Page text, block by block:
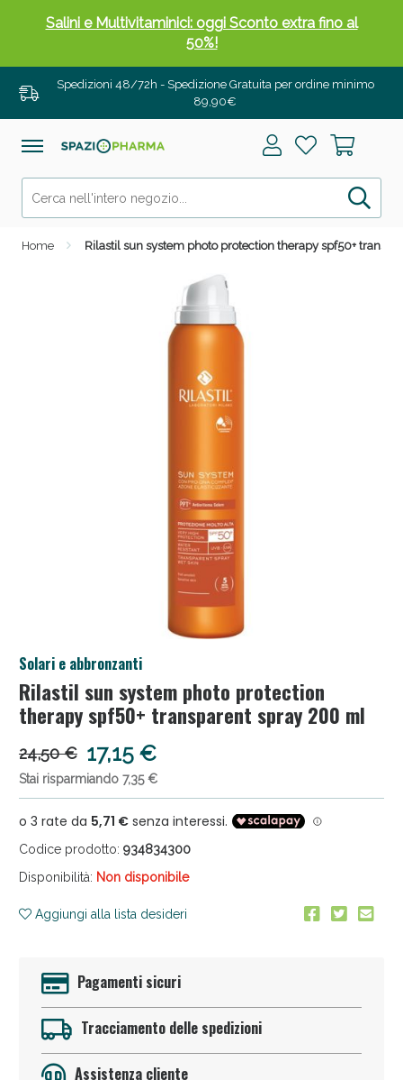
Spedizioni 48/72h - Spedizione Gratuita per ordine minimo
89,90€
Home Rilastil sun system photo protection therapy spf50+
Solari e abbronzanti
Rilastil sun system photo protection
therapy spf50+ transparent spray 200 ml
24,50 € 17,15 €
Stai risparmiando 7,35 €
Codice prodotto: 934834300
Disponibilità: Non disponibile
Aggiungi alla lista desideri
Pagamenti sicuri
Tracciamento delle spedizioni
Assistenza cliente
Salini e Multivitaminici: oggi Sconto extra fino al
50%!
Anticellulite e Fanghi: Sconto fino al 40% valido
Anticellulite e Fanghi: Sconto fino al 40% valido
Sconto fino al 55% disponibile oggi!